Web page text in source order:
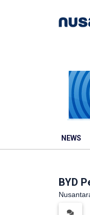
NEWS
BYD